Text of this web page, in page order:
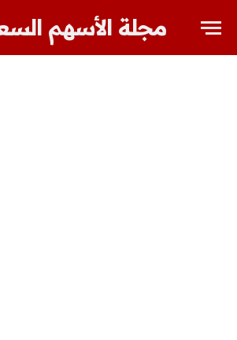
مجلة الأسهم